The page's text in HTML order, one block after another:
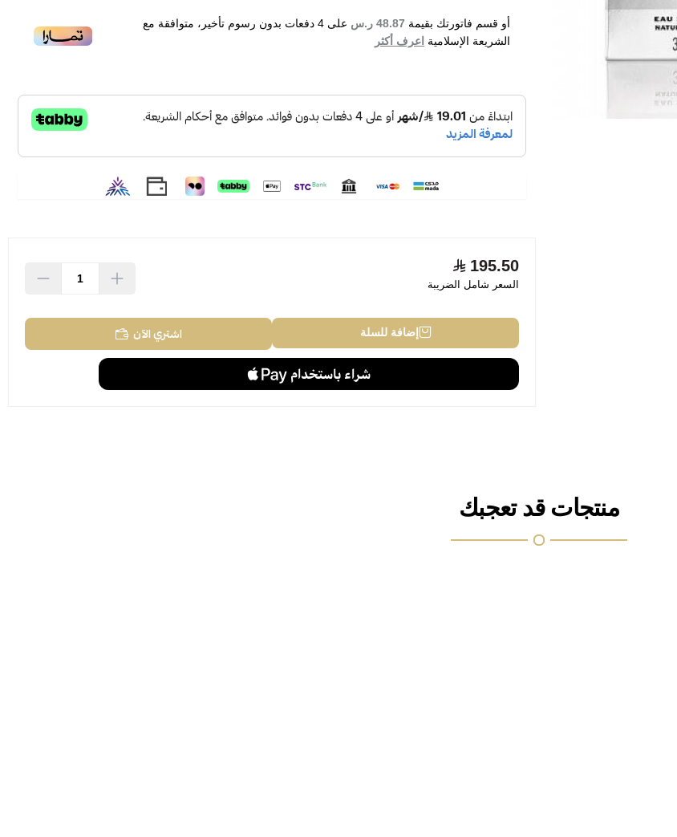
Dunhill Desire Silver for Men Eau de Toilette 100ml
أو قسم فاتورتك بقيمة 48.87 ر.س على 4 دفعات بدون رسوم تأخير، متوافقة مع
الشريعة الإسلامية اعرف أكثر
195.50
السعر شامل الضريبة
إضافة للسلة اشتري الآن
منتجات قد تعجبك